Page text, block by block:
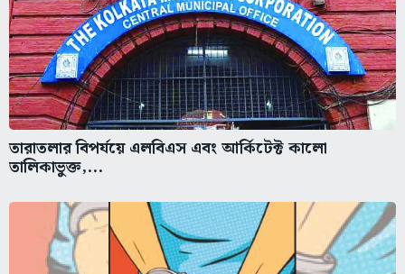
তারাতলার বিপর্যয়ে এলবিএস এবং আর্কিটেক্ট কালো
তালিকাভুক্ত,...